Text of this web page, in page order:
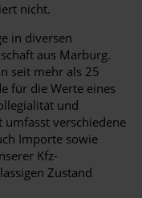
nicht.
in diversen
aus Marburg.
seit mehr als 25
für die Werte eines
und
verschiedene
Importe sowie
Kfz-
Zustand